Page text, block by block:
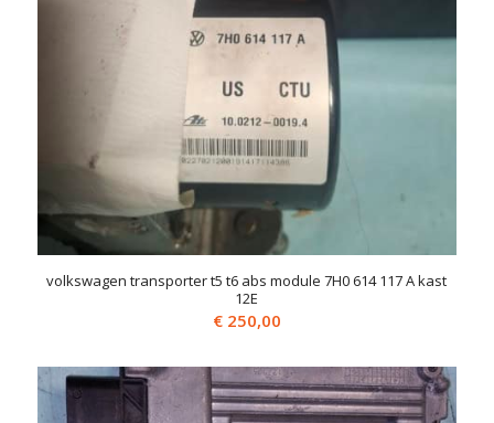
volkswagen transporter t5 t6 abs module 7H0 614 117 A kast
12E
€250,00